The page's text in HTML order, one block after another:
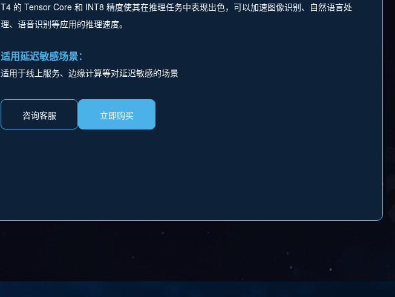
T4 的 Tensor Core 和 INT8 精度使其在推理任务中表现出色，可以加速图像识别、自然语言处
理、语音识别等应用的推理速度。
适用延迟敏感场景：
适用于线上服务、边缘计算等对延迟敏感的场景
咨询客服 立即购买